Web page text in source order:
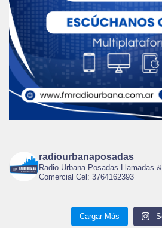
radiourbanaposadas
Radio Urbana Posadas Llamadas
Comercial Cel: 3764162393
Cargar Más